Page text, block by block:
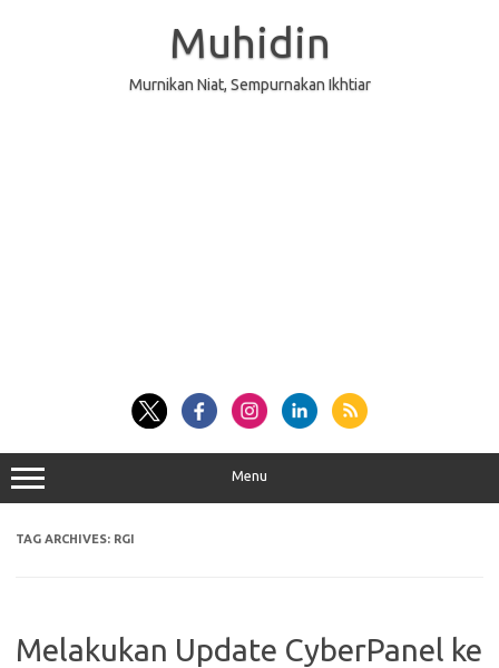
Muhidin
Murnikan Niat, Sempurnakan Ikhtiar
Menu
TAG ARCHIVES: RGI
Melakukan Update CyberPanel ke